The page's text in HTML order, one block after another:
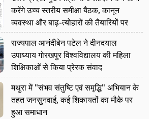
करेंगे उच्च स्तरीय समीक्षा बैठक, कानून
व्यवस्था और बाढ़-त्योहारों की तैयारियों पर
नजर
राज्यपाल आनंदीबेन पटेल ने दीनदयाल
उपाध्याय गोरखपुर विश्वविद्यालय की महिला
शिक्षिकाओं से किया प्रेरक संवाद
मथुरा में "संभव संतुष्टि एवं समृद्धि" अभियान के
तहत जनसुनवाई, कई शिकायतों का मौके पर
हुआ समाधान